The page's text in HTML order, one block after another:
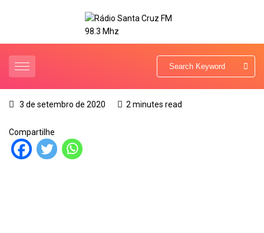
3 de setembro de 2020 2 minutes read
Compartilhe